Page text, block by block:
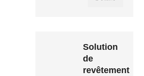
Solution
de
revêtement